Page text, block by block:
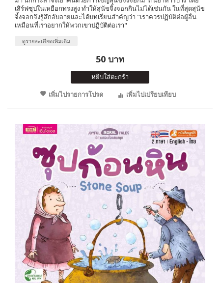
เสิร์ฟซุปในเหยือกทรงสูง ทำให้สุนัขจิ้งจอกกินไม่ได้เช่นกัน ในที่สุดสุนัข
จิ้งจอกจึงรู้สึกอับอายและได้บทเรียนสำคัญว่า "เราควรปฏิบัติต่อผู้อื่น
เหมือนที่เราอยากให้พวกเขาปฏิบัติต่อเรา"
ดูรายละเอียดเพิ่มเติม
50 บาท
หยิบใส่ตะกร้า
เพิ่มไปรายการโปรด
เพิ่มไปเปรียบเทียบ